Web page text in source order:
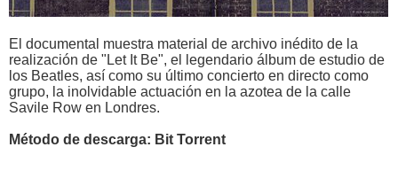
El documental muestra material de archivo inédito de la
realización de "Let It Be", el legendario álbum de estudio de
los Beatles, así como su último concierto en directo como
grupo, la inolvidable actuación en la azotea de la calle
Savile Row en Londres.
Método de descarga: Bit Torrent